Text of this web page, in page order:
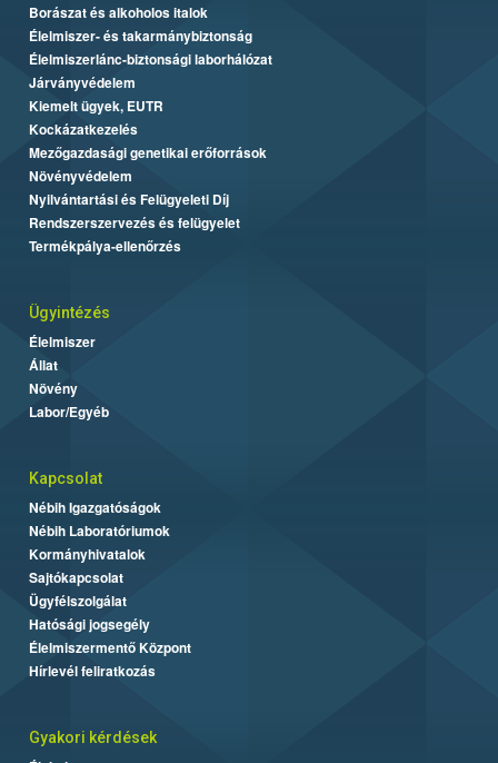
Borászat és alkoholos italok
Élelmiszer- és takarmánybiztonság
Élelmiszerlánc-biztonsági laborhálózat
Járványvédelem
Kiemelt ügyek, EUTR
Kockázatkezelés
Mezőgazdasági genetikai erőforrások
Növényvédelem
Nyilvántartási és Felügyeleti Díj
Rendszerszervezés és felügyelet
Termékpálya-ellenőrzés
Ügyintézés
Élelmiszer
Állat
Növény
Labor/Egyéb
Kapcsolat
Nébih Igazgatóságok
Nébih Laboratóriumok
Kormányhivatalok
Sajtókapcsolat
Ügyfélszolgálat
Hatósági jogsegély
Élelmiszermentő Központ
Hírlevél feliratkozás
Gyakori kérdések